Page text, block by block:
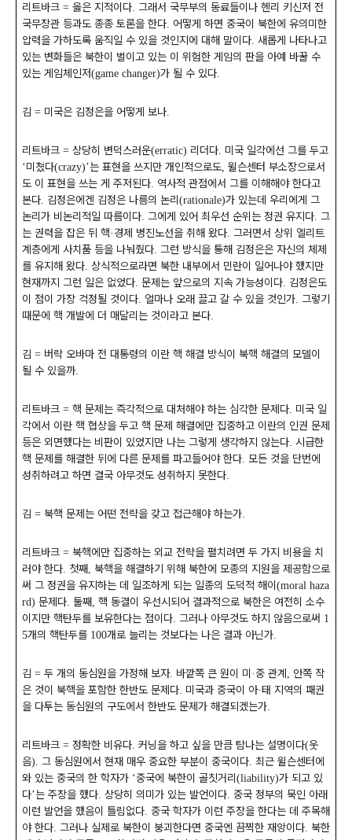
리트바크 = 옳은 지적이다. 그래서 국무부의 동료들이나 헨리 키신저 전
국무장관 등과도 종종 토론을 한다. 어떻게 하면 중국이 북한에 유의미한
압력을 가하도록 움직일 수 있을 것인지에 대해 말이다. 새롭게 나타나고
있는 변화들은 북한이 벌이고 있는 이 위험한 게임의 판을 아예 바꿀 수
있는 게임체인저(game changer)가 될 수 있다.
김 = 미국은 김정은을 어떻게 보나.
리트바크 = 상당히 변덕스러운(erratic) 리더다. 미국 일각에선 그를 두고
‘미쳤다(crazy)’는 표현을 쓰지만 개인적으로도, 윌슨센터 부소장으로서
도 이 표현을 쓰는 게 주저된다. 역사적 관점에서 그를 이해해야 한다고
본다. 김정은에겐 김정은 나름의 논리 (rationale)가 있는데 우리에게 그
논리가 비논리적일 따름이다. 그에게 있어 최우선 순위는 정권 유지다. 그
는 권력을 잡은 뒤 핵·경제 병진노선을 취해 왔다. 그러면서 상위 엘리트
계층에게 사치품 등을 나눠줬다. 그런 방식을 통해 김정은은 자신의 체제
를 유지해 왔다. 상식적으로라면 북한 내부에서 민란이 일어나야 했지만
현재까지 그런 일은 없었다. 문제는 앞으로의 지속 가능성이다. 김정은도
이 점이 가장 걱정될 것이다. 얼마나 오래 끌고 갈 수 있을 것인가. 그렇기
때문에 핵 개발에 더 매달리는 것이라고 본다.
김 = 버락 오바마 전 대통령의 이란 핵 해결 방식이 북핵 해결의 모델이
될 수 있을까.
리트바크 = 핵 문제는 즉각적으로 대처해야 하는 심각한 문제다. 미국 일
각에서 이란 핵 협상을 두고 핵 문제 해결에만 집중하고 이란의 인권 문제
등은 외면했다는 비판이 있었지만 나는 그렇게 생각하지 않는다. 시급한
핵 문제를 해결한 뒤에 다른 문제를 파고들어야 한다. 모든 것을 단번에
성취하려고 하면 결국 아무것도 성취하지 못한다.
김 = 북핵 문제는 어떤 전략을 갖고 접근해야 하는가.
리트바크 = 북핵에만 집중하는 외교 전략을 펼치려면 두 가지 비용을 치
러야 한다. 첫째 , 북핵을 해결하기 위해 북한에 모종의 지원을 제공함으로
써 그 정권을 유지하는 데 일조하게 되는 일종의 도덕적 해이 (moral haza
rd) 문제다. 둘째 , 핵 동결이 우선시되어 결과적으로 북한은 여전히 소수
이지만 핵탄두를 보유한다는 점이다. 그러나 아무것도 하지 않음으로써 1
5개의 핵탄두를 100개로 늘리는 것보다는 나은 결과 아닌가.
김 = 두 개의 동심원을 가정해 보자. 바깥쪽 큰 원이 미 · 중 관계 , 안쪽 작
은 것이 북핵을 포함한 한반도 문제다. 미국과 중국이 아·태 지역의 패권
을 다투는 동심원의 구도에서 한반도 문제가 해결되겠는가.
리트바크 = 정확한 비유다. 커닝을 하고 싶을 만큼 탐나는 설명이다(웃
음). 그 동심원에서 현재 매우 중요한 부분이 중국이다. 최근 윌슨센터에
와 있는 중국의 한 학자가 ‘중국에 북한이 골칫거리 (liability)가 되고 있
다’는 주장을 했다. 상당히 의미가 있는 발언이다. 중국 정부의 묵인 아래
이런 발언을 했음이 틀림없다. 중국 학자가 이런 주장을 한다는 데 주목해
야 한다. 그러나 실제로 북한이 붕괴한다면 중국엔 끔찍한 재앙이다. 북한